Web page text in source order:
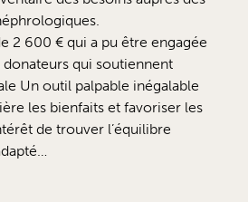
2 600 € qui a pu être engagée
qui soutiennent
Un outil palpable inégalable
les bienfaits et favoriser les
de trouver l’équilibre